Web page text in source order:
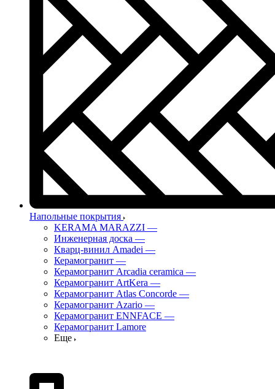
Напольные покрытия
KERAMA MARAZZI —
Инженерная доска —
Кварц-винил Amadei —
Керамогранит —
Керамогранит Arcadia ceramica —
Керамогранит ArtKera —
Керамогранит Atlas Concorde —
Керамогранит Azario —
Керамогранит ENNFACE —
Керамогранит Lamore
Еще